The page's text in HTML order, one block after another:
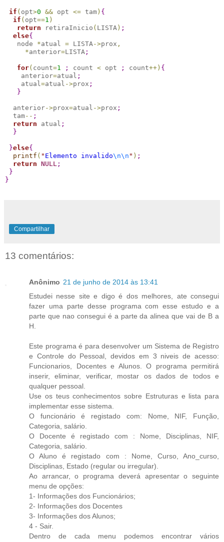
if ( opt>0 && opt <= tam) {
if ( opt==1 )
return retiraInicio ( LISTA ) ;
else{
   node
*atual = LISTA ->prox ,
*anterior=LISTA ;
for( count=1 ; count < opt ; count++) {
    anterior
=atual ;
    atual
=atual ->prox ;
}
  anterior
->prox=atual ->prox ;
  tam
- - ;
return atual ;
}
}else{
printf ( " Elemento invalido\n\n " ) ;
return NULL ;
}
}
Compartilhar
13 comentários:
Anônimo 21 de junho de 2014 às 13:41
Estudei nesse site e digo é dos melhores, ate consegui
fazer uma parte desse programa com esse estudo e a
parte que nao consegui é a parte da alinea que vai de B a
H.
Este programa é para desenvolver um Sistema de Registro
e Controle do Pessoal, devidos em 3 niveis de acesso:
Funcionarios, Docentes e Alunos. O programa permitirá
inserir, eliminar, verificar, mostar os dados de todos e
qualquer pessoal.
Use os teus conhecimentos sobre Estruturas e lista para
implementar esse sistema.
O funcionário é registado com: Nome, NIF, Função,
Categoria, salário.
O Docente é registado com : Nome, Disciplinas, NIF,
Categoria, salário.
O Aluno é registado com : Nome, Curso, Ano_curso,
Disciplinas, Estado (regular ou irregular).
Ao arrancar, o programa deverá apresentar o seguinte
menu de opções:
1- Informações dos Funcionários;
2- Informações dos Docentes
3- Informações dos Alunos;
4 - Sair.
Dentro de cada menu podemos encontrar vários